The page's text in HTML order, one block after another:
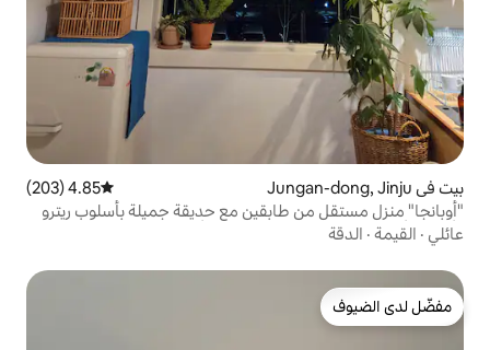
متوسط التقييم 4.85 من 5، 203 مراجعات
4.85 (203)
مع حديقة جميلة بأسلوب ريترو
المسكن "أوبانجا"